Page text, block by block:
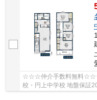
☆☆☆仲介手数料無料☆☆☆
校・円上中学校 地盤保証
ー付き洗面台！